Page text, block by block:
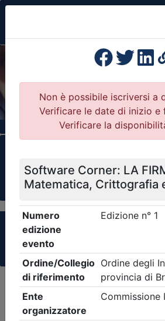
Previous
Il portale della formazione
Collegi
Clicca qui - espandi la
Criteri di ricerca applicati: